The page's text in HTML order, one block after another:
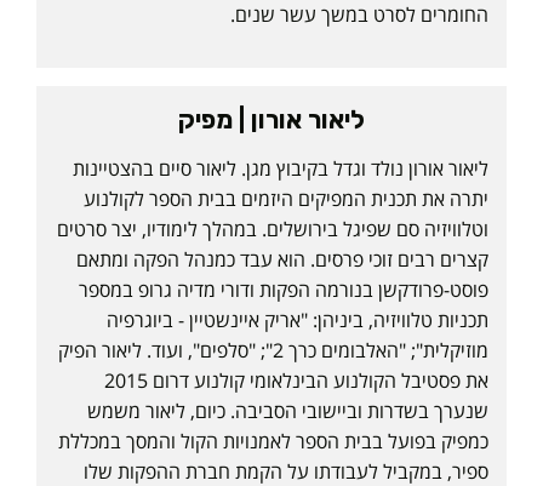
החומרים לסרט במשך עשר שנים.
ליאור אורון | מפיק
ליאור אורון נולד וגדל בקיבוץ מגן. ליאור סיים בהצטיינות
יתרה את תכנית המפיקים היזמים בבית הספר לקולנוע
וטלוויזיה סם שפיגל בירושלים. במהלך לימודיו, יצר סרטים
קצרים רבים זוכי פרסים. הוא עבד כמנהל הפקה ומתאם
פוסט-פרודקשן בנורמה הפקות ודורי מדיה גרופ במספר
תכניות טלוויזיה, ביניהן: "אריק איינשטיין - ביוגרפיה
מוזיקלית"; "האלבומים כרך 2"; "סלפים", ועוד. ליאור הפיק
את פסטיבל הקולנוע הבינלאומי קולנוע דרום 2015
שנערך בשדרות וביישובי הסביבה. כיום, ליאור משמש
כמפיק בפועל בבית הספר לאמנויות הקול והמסך במכללת
ספיר, במקביל לעבודתו על הקמת חברת ההפקות שלו